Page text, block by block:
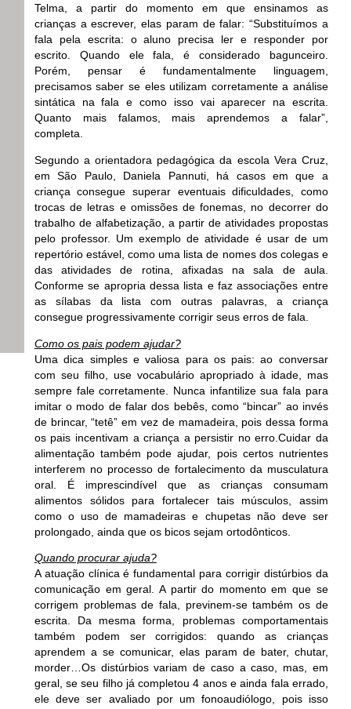
Telma, a partir do momento em que ensinamos as
crianças a escrever, elas param de falar: “Substituímos a
fala pela escrita: o aluno precisa ler e responder por
escrito. Quando ele fala, é considerado bagunceiro.
Porém, pensar é fundamentalmente linguagem,
precisamos saber se eles utilizam corretamente a análise
sintática na fala e como isso vai aparecer na escrita.
Quanto mais falamos, mais aprendemos a falar”,
completa.
Segundo a orientadora pedagógica da escola Vera Cruz,
em São Paulo, Daniela Pannuti, há casos em que a
criança consegue superar eventuais dificuldades, como
trocas de letras e omissões de fonemas, no decorrer do
trabalho de alfabetização, a partir de atividades propostas
pelo professor. Um exemplo de atividade é usar de um
repertório estável, como uma lista de nomes dos colegas e
das atividades de rotina, afixadas na sala de aula.
Conforme se apropria dessa lista e faz associações entre
as sílabas da lista com outras palavras, a criança
consegue progressivamente corrigir seus erros de fala.
Como os pais podem ajudar?
Uma dica simples e valiosa para os pais: ao conversar
com seu filho, use vocabulário apropriado à idade, mas
sempre fale corretamente. Nunca infantilize sua fala para
imitar o modo de falar dos bebês, como “bincar” ao invés
de brincar, “tetê” em vez de mamadeira, pois dessa forma
os pais incentivam a criança a persistir no erro.Cuidar da
alimentação também pode ajudar, pois certos nutrientes
interferem no processo de fortalecimento da musculatura
oral. É imprescindível que as crianças consumam
alimentos sólidos para fortalecer tais músculos, assim
como o uso de mamadeiras e chupetas não deve ser
prolongado, ainda que os bicos sejam ortodônticos.
Quando procurar ajuda?
A atuação clínica é fundamental para corrigir distúrbios da
comunicação em geral. A partir do momento em que se
corrigem problemas de fala, previnem-se também os de
escrita. Da mesma forma, problemas comportamentais
também podem ser corrigidos: quando as crianças
aprendem a se comunicar, elas param de bater, chutar,
morder…Os distúrbios variam de caso a caso, mas, em
geral, se seu filho já completou 4 anos e ainda fala errado,
ele deve ser avaliado por um fonoaudiólogo, pois isso